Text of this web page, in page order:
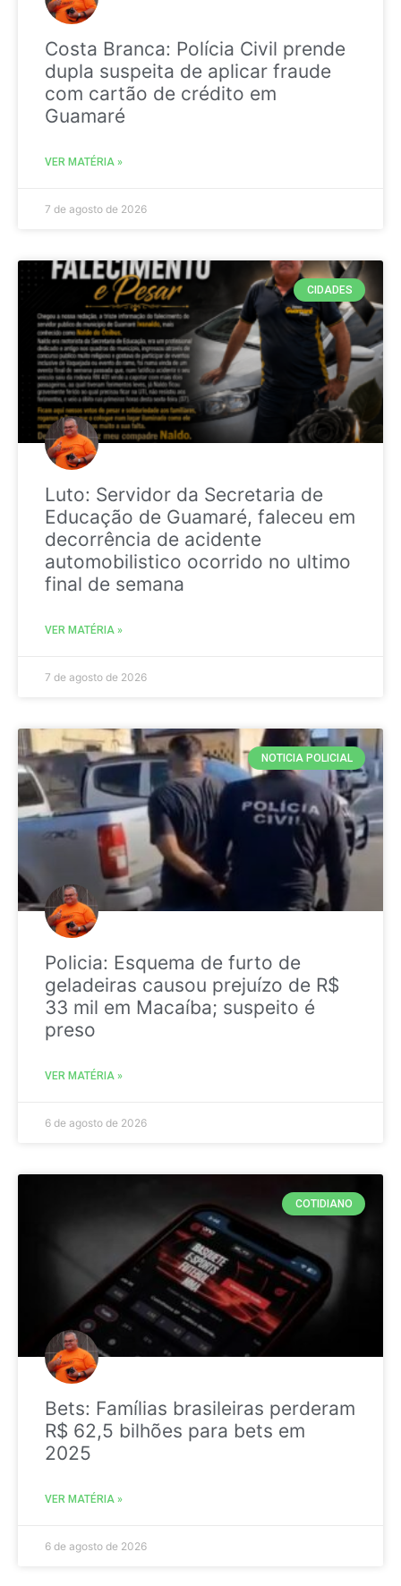
Costa Branca: Polícia Civil prende
dupla suspeita de aplicar fraude
com cartão de crédito em
Guamaré
VER MATÉRIA »
7 de agosto de 2026
CIDADES
Luto: Servidor da Secretaria de
Educação de Guamaré, faleceu em
decorrência de acidente
automobilistico ocorrido no ultimo
final de semana
VER MATÉRIA »
7 de agosto de 2026
NOTICIA POLICIAL
Policia: Esquema de furto de
geladeiras causou prejuízo de R$
33 mil em Macaíba; suspeito é
preso
VER MATÉRIA »
6 de agosto de 2026
COTIDIANO
Bets: Famílias brasileiras perderam
R$ 62,5 bilhões para bets em
2025
VER MATÉRIA »
6 de agosto de 2026